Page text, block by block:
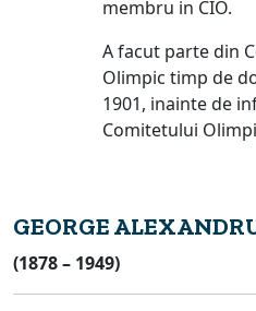
membru in CIO.
A facut parte din
Olimpic timp de
1901, inainte de
Comitetului
GEORGE
(1878 – 1949)